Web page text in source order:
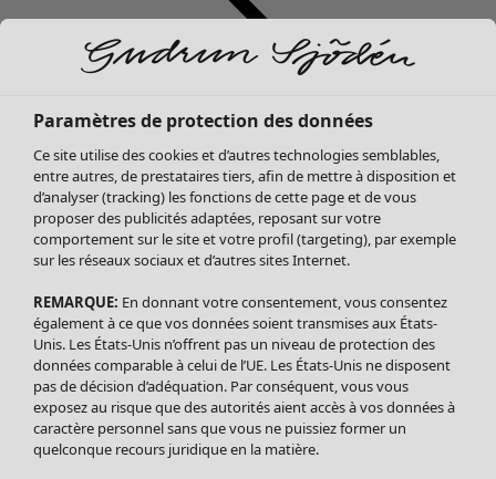
Soldes Vêtements
Tous les vêtements
Robes
Tuniques
Blouses
Tops
Gilets
Pantalon
Jupes
Paramètres de protection des données
Ce site utilise des cookies et d’autres technologies semblables,
entre autres, de prestataires tiers, afin de mettre à disposition et
d’analyser (tracking) les fonctions de cette page et de vous
proposer des publicités adaptées, reposant sur votre
comportement sur le site et votre profil (targeting), par exemple
sur les réseaux sociaux et d’autres sites Internet.
REMARQUE: En donnant votre consentement, vous consentez
également à ce que vos données soient transmises aux États-
Unis. Les États-Unis n’offrent pas un niveau de protection des
données comparable à celui de l’UE. Les États-Unis ne disposent
pas de décision d’adéquation. Par conséquent, vous vous
exposez au risque que des autorités aient accès à vos données à
caractère personnel sans que vous ne puissiez former un
quelconque recours juridique en la matière.